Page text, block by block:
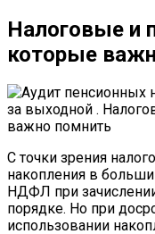
Налоговые и
которые
С точки зрения
накопления в
НДФЛ при
порядке. Но при
использовании